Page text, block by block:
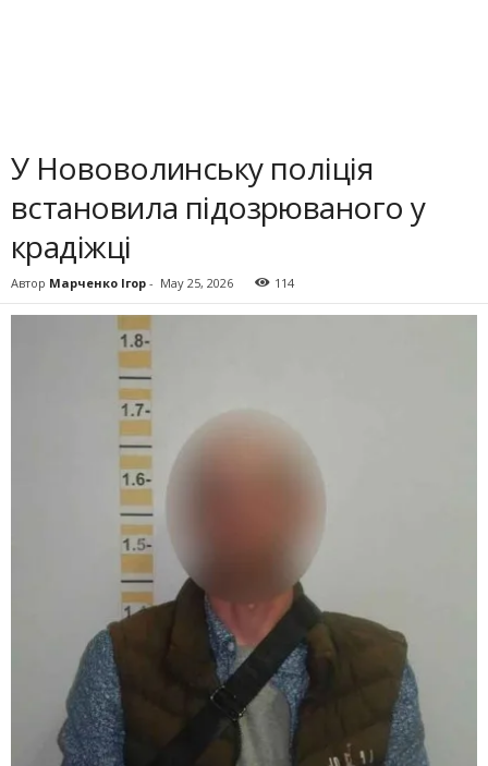
У Нововолинську поліція
встановила підозрюваного у
крадіжці
Автор Марченко Ігор - May 25, 2026 114